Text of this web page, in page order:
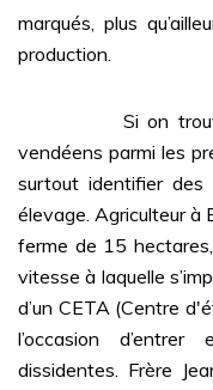
marqués, plus
production.
Si on trouve
vendéens parmi les
surtout identifier des
élevage. Agriculteur à
ferme de 15
vitesse à laquelle
d’un CETA (Centre
l’occasion
dissidentes. Frère